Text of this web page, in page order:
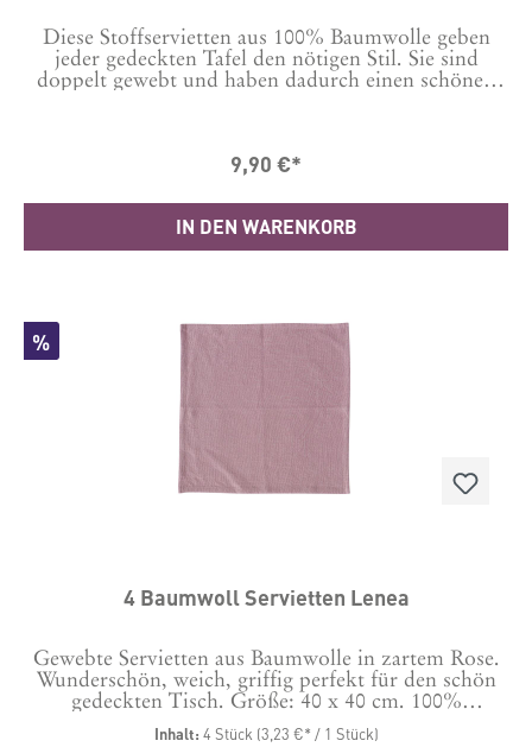
Diese Stoffservietten aus 100% Baumwolle geben
jeder gedeckten Tafel den nötigen Stil. Sie sind
doppelt gewebt und haben dadurch einen schönen
9,90 €*
IN DEN WARENKORB
%
4 Baumwoll Servietten Lenea
Gewebte Servietten aus Baumwolle in zartem Rose.
Wunderschön, weich, griffig perfekt für den schön
gedeckten Tisch. Größe: 40 x 40 cm. 100%
Baumwolle Waschbar bei 30 Grad.
Inhalt: 4 Stück (3,23 €* / 1 Stück)